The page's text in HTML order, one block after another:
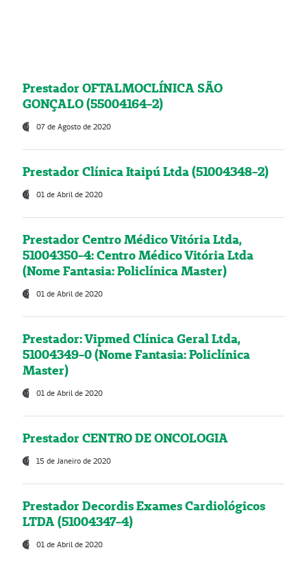
Prestador OFTALMOCLÍNICA SÃO
GONÇALO (55004164-2)
07 de Agosto de 2020
Prestador Clínica Itaipú Ltda (51004348-2)
01 de Abril de 2020
Prestador Centro Médico Vitória Ltda,
51004350-4: Centro Médico Vitória Ltda
(Nome Fantasia: Policlínica Master)
01 de Abril de 2020
Prestador: Vipmed Clínica Geral Ltda,
51004349-0 (Nome Fantasia: Policlínica
Master)
01 de Abril de 2020
Prestador CENTRO DE ONCOLOGIA
15 de Janeiro de 2020
Prestador Decordis Exames Cardiológicos
LTDA (51004347-4)
01 de Abril de 2020